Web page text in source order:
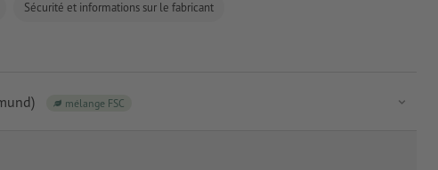
Sécurité et informations sur le fabricant
mélange FSC